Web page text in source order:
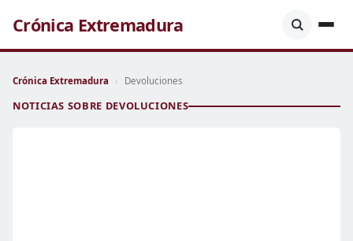
Crónica Extremadura
Crónica Extremadura › Devoluciones
NOTICIAS SOBRE DEVOLUCIONES